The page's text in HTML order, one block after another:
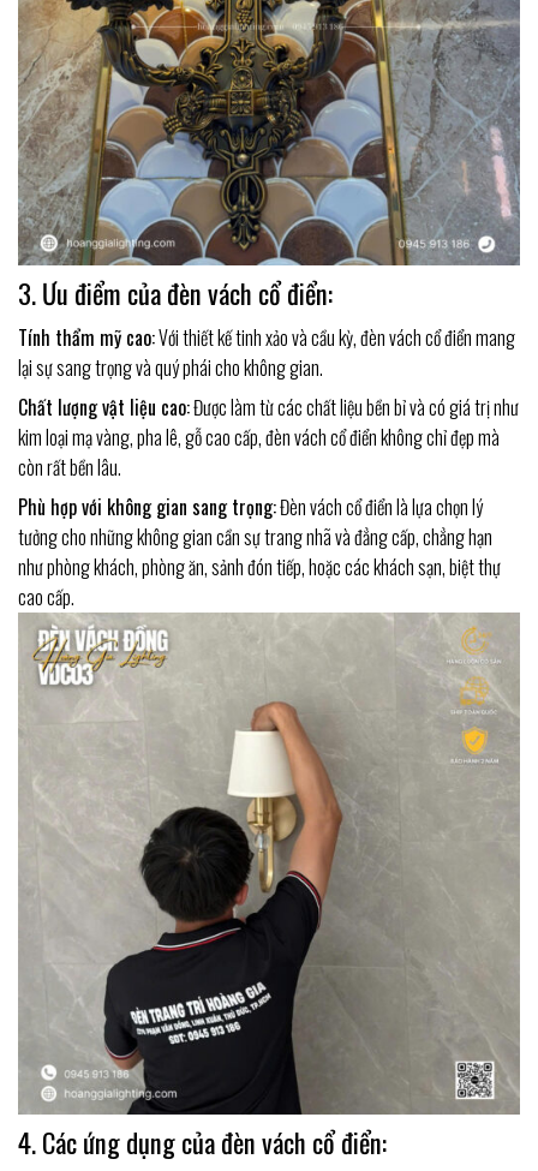
3. Ưu điểm của đèn vách cổ điển:
Tính thẩm mỹ cao:Với thiết kế tinh xảo và cầu kỳ, đèn vách cổ điển mang
lại sự sang trọng và quý phái cho không gian.
Chất lượng vật liệu cao:Được làm từ các chất liệu bền bỉ và có giá trị như
kim loại mạ vàng, pha lê, gỗ cao cấp, đèn vách cổ điển không chỉ đẹp mà
còn rất bền lâu.
Phù hợp với không gian sang trọng:Đèn vách cổ điển là lựa chọn lý
tưởng cho những không gian cần sự trang nhã và đẳng cấp, chẳng hạn
như phòng khách, phòng ăn, sảnh đón tiếp, hoặc các khách sạn, biệt thự
cao cấp.
4. Các ứng dụng của đèn vách cổ điển: